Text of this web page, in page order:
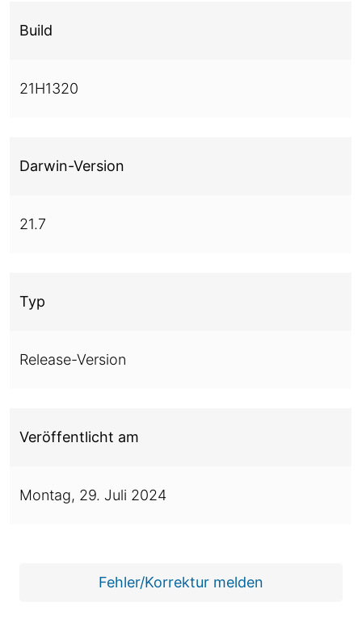
Build
21H1320
Darwin-Version
21.7
Typ
Release-Version
Veröffentlicht am
Montag, 29. Juli 2024
Fehler/Korrektur melden